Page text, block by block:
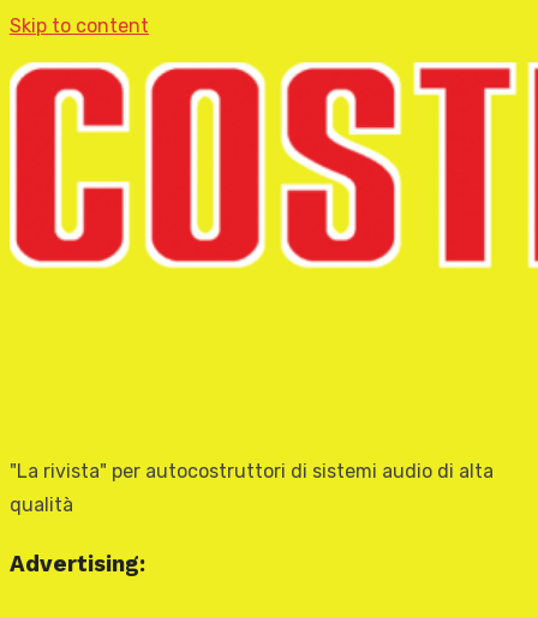
Skip to content
"La rivista" per autocostruttori di sistemi audio di alta
qualità
Advertising: